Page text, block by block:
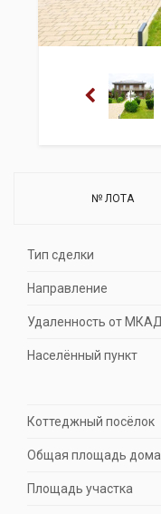
№ ЛОТА
Тип сделки
Направление
Удаленность от МКАД
Населённый пункт
Коттеджный посёлок
Общая площадь дома
Площадь участка